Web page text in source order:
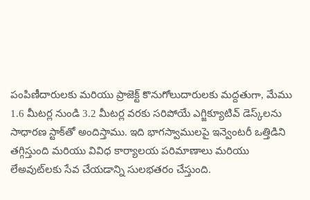
పంపిణీదారులకు మరియు ప్రాజెక్ట్ కొనుగోలుదారులకు మద్దతుగా, మేము
1.6 మీటర్ల నుండి 3.2 మీటర్ల వరకు సరిపోయే ఎగ్జిక్యూటివ్ డెస్క్‌లను
సాధారణ స్టాక్‌తో అందిస్తాము. ఇది భాగస్వాములపై ​​ఇన్వెంటరీ ఒత్తిడిని
తగ్గిస్తుంది మరియు వివిధ కార్యాలయ పరిమాణాలు మరియు
లేఅవుట్‌లకు సేవ చేయడాన్ని సులభతరం చేస్తుంది.